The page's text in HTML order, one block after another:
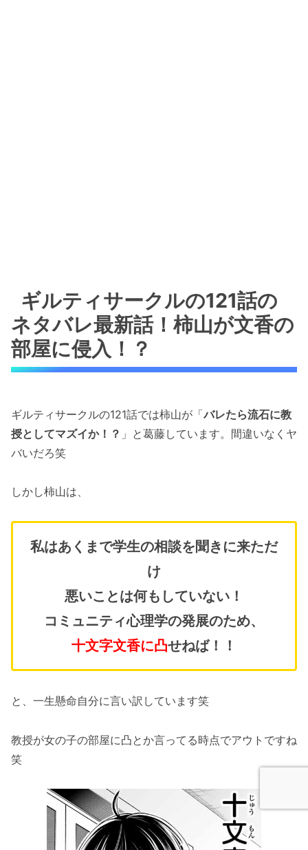
ギルティサークルの121話の
ネタバレ最新話！柿山が文香の
部屋に侵入！？
ギルティサークルの121話では柿山が「バレたら流石に教
授としてマズイか！？ 」と葛藤しています。間違いなくヤ
バいだろ笑
しかし柿山は、
私はあくまで学生の相談を聞きに来ただ
け
悪いことは何もしていない！
コミュニティ心理学の発展のため、
十文字文香に凸せねば！！
と、一生懸命自分に言い訳しています笑
教授が女の子の部屋に凸とか言ってる時点でアウトですね
笑